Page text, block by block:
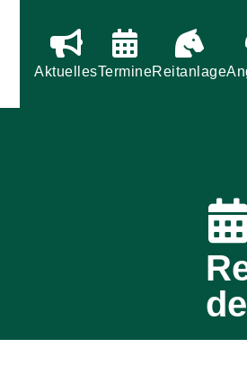
AktuellesTermineReitanlage
Menü